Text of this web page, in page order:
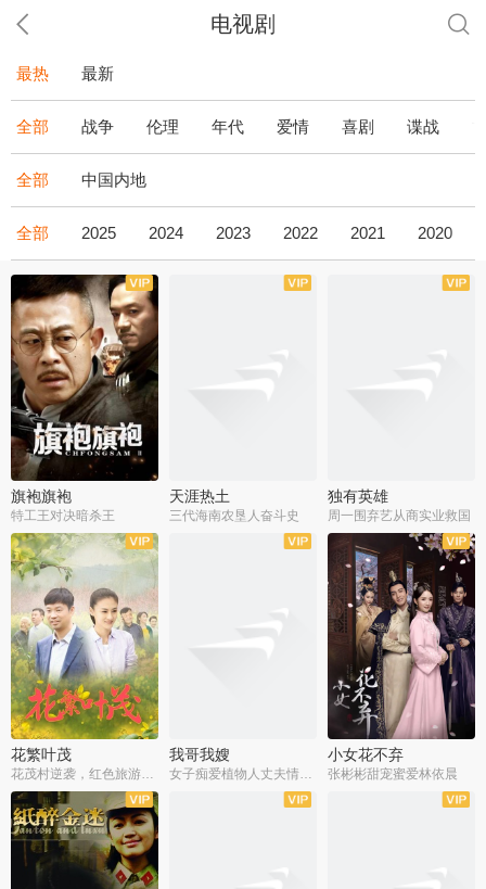
电视剧
最热 最新
全部 战争 伦理 年代 爱情 喜剧 谍战
全部 中国内地
全部 2025 2024 2023 2022 2021 2020
全43集
旗袍旗袍
特工王对决暗杀王
天涯热土
三代海南农垦人奋斗史
独有英雄
周一围弃艺从商实业救国
全34集
花繁叶茂
花茂村逆袭，红色旅游出圈
我哥我嫂
女子痴爱植物人丈夫情定一生
全51集
小女花不弃
张彬彬甜宠蜜爱林依晨
全42集